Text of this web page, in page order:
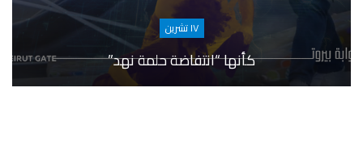
١٧ تشرين
كأنها “انتفاضة حلمة نهد”